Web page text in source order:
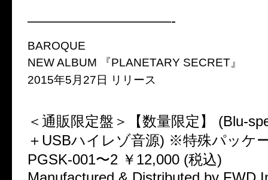
——————————-
BAROQUE
NEW ALBUM 『PLANETARY SECRET』
2015年5月27日 リリース
＜通販限定盤＞【数量限定】 (Blu-
＋USBハイレゾ音源) ※特殊パッケ
PGSK-001〜2 ￥12,000 (税込)